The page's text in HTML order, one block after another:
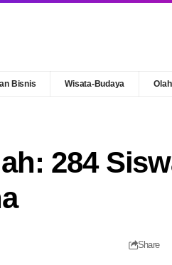
Bisnis Wisata-Budaya
284
Share